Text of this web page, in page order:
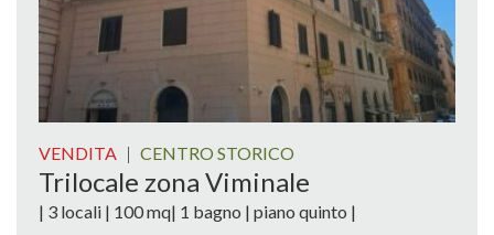
VENDITA | CENTRO STORICO
Trilocale zona Viminale
| 3 locali | 100 mq| 1 bagno | piano quinto |